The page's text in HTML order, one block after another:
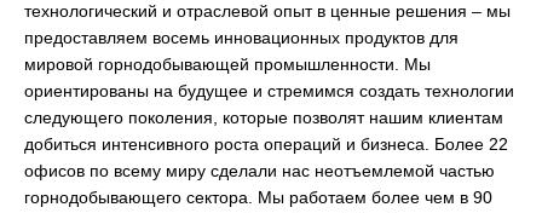
технологический и отраслевой опыт в ценные решения – мы
предоставляем восемь инновационных продуктов для
мировой горнодобывающей промышленности. Мы
ориентированы на будущее и стремимся создать технологии
следующего поколения, которые позволят нашим клиентам
добиться интенсивного роста операций и бизнеса. Более 22
офисов по всему миру сделали нас неотъемлемой частью
горнодобывающего сектора. Мы работаем более чем в 90